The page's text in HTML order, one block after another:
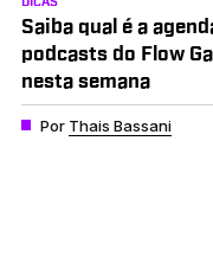
Saiba qual é a
podcasts do Flow
nesta semana
Por Thais Bassani